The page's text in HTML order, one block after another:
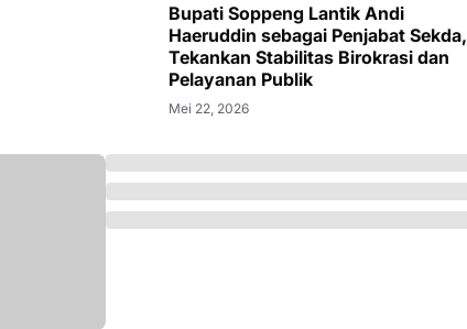
Bupati Soppeng Lantik Andi
Haeruddin sebagai Penjabat Sekda,
Tekankan Stabilitas Birokrasi dan
Pelayanan Publik
Mei 22, 2026